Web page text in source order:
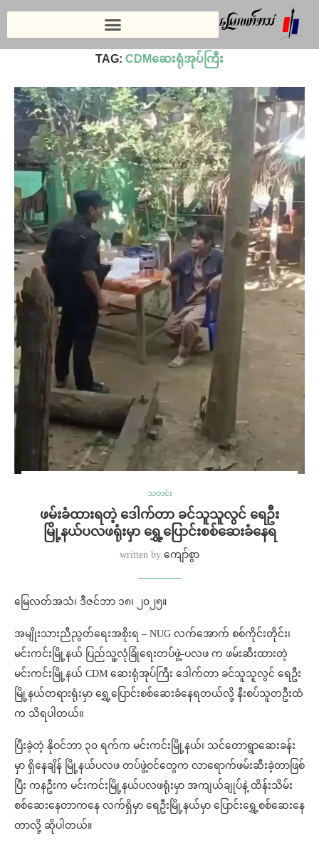
CDMဆေးရုံအုပ်ကြီး
TAG: CDMဆေးရုံအုပ်ကြီး
သတင်း
ဖမ်းခံထားရတဲ့ ဒေါက်တာ ခင်သူသူလွင် ရေဦး
မြို့နယ်ပလဖရုံးမှာ ရွှေ့ပြောင်းစစ်ဆေးခံနေရ
written by ကျော်စွာ
မြေလတ်အသံ၊ ဒီဇင်ဘာ ၁၈၊ ၂၀၂၅။
အမျိုးသားညီညွတ်ရေးအစိုးရ – NUG လက်အောက် စစ်ကိုင်းတိုင်း၊
မင်းကင်းမြို့နယ် ပြည်သူ့လုံခြုံရေးတပ်ဖွဲ့-ပလဖ က ဖမ်းဆီးထားတဲ့
မင်းကင်းမြို့နယ် CDM ဆေးရုံအုပ်ကြီး ဒေါက်တာ ခင်သူသူလွင် ရေဦး
မြို့နယ်တရားရုံးမှာ ရွှေ့ပြောင်းစစ်ဆေးခံနေရတယ်လို့ နီးစပ်သူတဦးထံ
က သိရပါတယ်။
ပြီးခဲ့တဲ့ နိုဝင်ဘာ ၃၀ ရက်က မင်းကင်းမြို့နယ်၊ သင်တောရွာဆေးခန်း
မှာ ရှိနေချိန် မြို့နယ်ပလဖ တပ်ဖွဲ့ဝင်တွေက လာရောက်ဖမ်းဆီးခဲ့တာဖြစ်
ပြီး ကနဦးက မင်းကင်းမြို့နယ်ပလဖရုံးမှာ အကျယ်ချုပ်နဲ့ ထိန်းသိမ်း
စစ်ဆေးနေတာကနေ လက်ရှိမှာ ရေဦးမြို့နယ်မှာ ပြောင်းရွှေ့စစ်ဆေးနေ
တာလို့ ဆိုပါတယ်။